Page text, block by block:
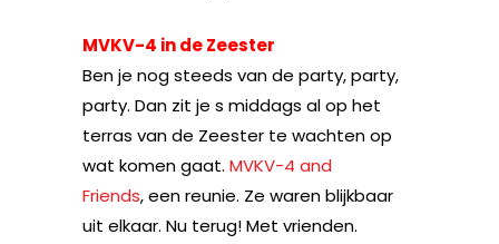
MVKV-4 in de Zeester
Ben je nog steeds van de party, party,
party. Dan zit je s middags al op het
terras van de Zeester te wachten op
wat komen gaat. MVKV-4 and
Friends, een reunie. Ze waren blijkbaar
uit elkaar. Nu terug! Met vrienden.